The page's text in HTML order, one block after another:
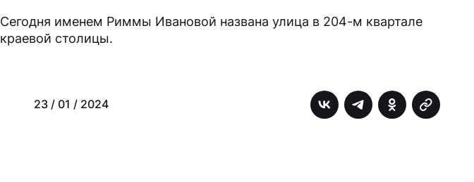
Сегодня именем Риммы Ивановой названа улица в 204-м квартале
краевой столицы.
23 / 01 / 2024